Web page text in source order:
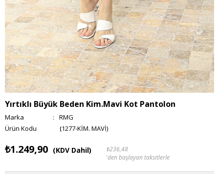
Yırtıklı Büyük Beden Kim.Mavi Kot Pantolon
Marka :
RMG
(1277-KİM. MAVİ)
₺1.249,90 (KDV Dahil)
₺236,48
'den başlayan taksitlerle